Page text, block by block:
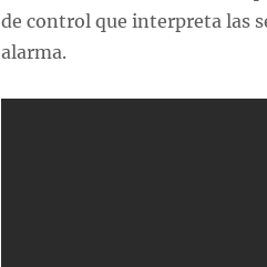
de control que interpreta las
alarma.